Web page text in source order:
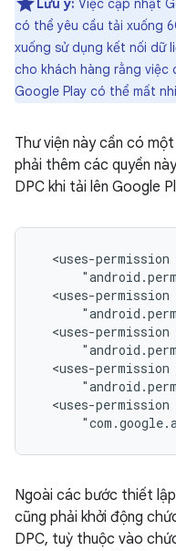
Lưu ý: Việc cập nhật
có thể yêu cầu tải xuống
xuống sử dụng kết nối dữ
cho khách hàng rằng việc
Google Play có thể mất
Thư viện này cần có
phải thêm các quyền
DPC khi tải lên Google
<uses-permission
<uses-permission
<uses-permission
<uses-permission
<uses-permission
Ngoài các bước thiết
cũng phải khởi động
DPC, tuỳ thuộc vào